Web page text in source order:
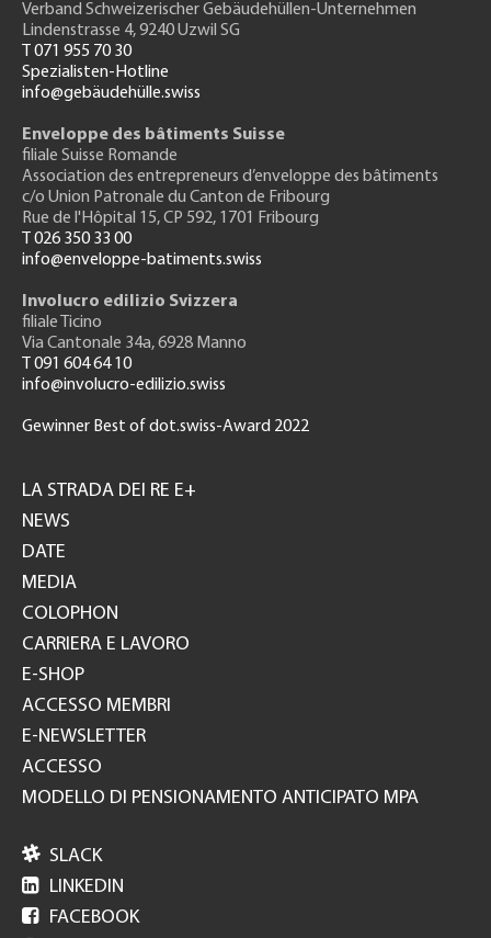
Verband Schweizerischer Gebäudehüllen-Unternehmen
Lindenstrasse 4, 9240 Uzwil SG
T 071 955 70 30
Spezialisten-Hotline
info@gebäudehülle.swiss
Enveloppe des bâtiments Suisse
filiale Suisse Romande
Association des entrepreneurs d’enveloppe des bâtiments
c/o Union Patronale du Canton de Fribourg
Rue de l'Hôpital 15, CP 592, 1701 Fribourg
T 026 350 33 00
info@enveloppe-batiments.swiss
Involucro edilizio Svizzera
filiale Ticino
Via Cantonale 34a, 6928 Manno
T 091 604 64 10
info@involucro-edilizio.swiss
Gewinner Best of dot.swiss-Award 2022
GH
LA STRADA DEI RE E+
NEWS
DATE
MEDIA
COLOPHON
CARRIERA E LAVORO
E-SHOP
ACCESSO MEMBRI
E-NEWSLETTER
ACCESSO
MODELLO DI PENSIONAMENTO ANTICIPATO MPA
 SLACK
 LINKEDIN
 FACEBOOK